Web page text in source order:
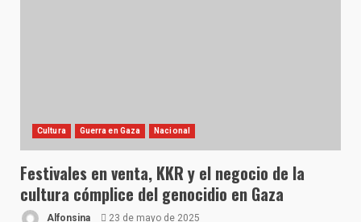
Cultura Guerra en Gaza Nacional
Festivales en venta, KKR y el negocio de la
cultura cómplice del genocidio en Gaza
Alfonsina 23 de mayo de 2025